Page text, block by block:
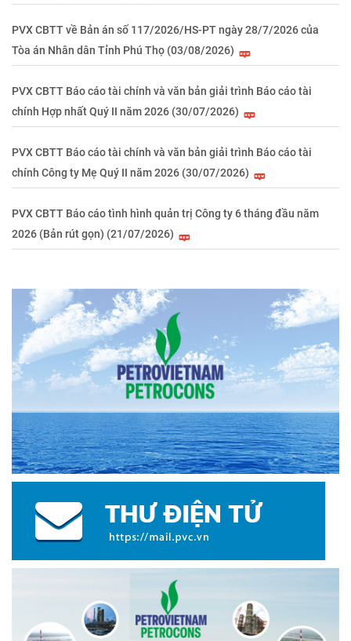
PVX CBTT về Bản án số 117/2026/HS-PT ngày 28/7/2026 của
Tòa án Nhân dân Tỉnh Phú Thọ (03/08/2026)
PVX CBTT Báo cáo tài chính và văn bản giải trình Báo cáo tài
chính Hợp nhất Quý II năm 2026 (30/07/2026)
PVX CBTT Báo cáo tài chính và văn bản giải trình Báo cáo tài
chính Công ty Mẹ Quý II năm 2026 (30/07/2026)
PVX CBTT Báo cáo tình hình quản trị Công ty 6 tháng đầu năm
2026 (Bản rút gọn) (21/07/2026)